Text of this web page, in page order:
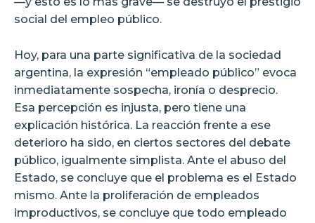
social del empleo público.
Hoy, para una parte significativa de la sociedad
argentina, la expresión “empleado público” evoca
inmediatamente sospecha, ironía o desprecio.
Esa percepción es injusta, pero tiene una
explicación histórica. La reacción frente a ese
deterioro ha sido, en ciertos sectores del debate
público, igualmente simplista. Ante el abuso del
Estado, se concluye que el problema es el Estado
mismo. Ante la proliferación de empleados
improductivos, se concluye que todo empleado